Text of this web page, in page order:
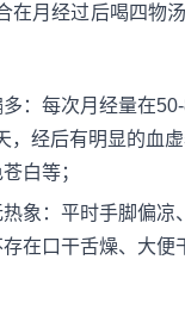
在月经过后喝四物
：每次月经量在50-
，经后有明显的血
白等；
象：平时手脚偏凉
在口干舌燥、大便